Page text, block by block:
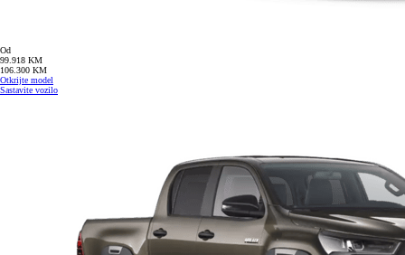
Od
99.918 KM
106.300 KM
Otkrijte model
Sastavite vozilo